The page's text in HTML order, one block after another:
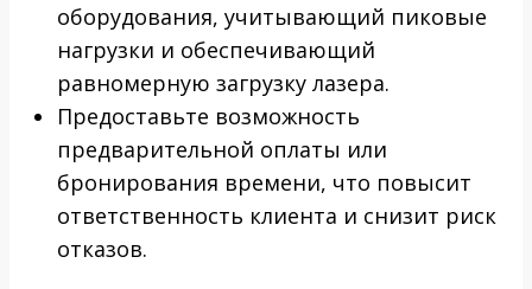
оборудования, учитывающий пиковые
нагрузки и обеспечивающий
равномерную загрузку лазера.
Предоставьте возможность
предварительной оплаты или
бронирования времени, что повысит
ответственность клиента и снизит риск
отказов.